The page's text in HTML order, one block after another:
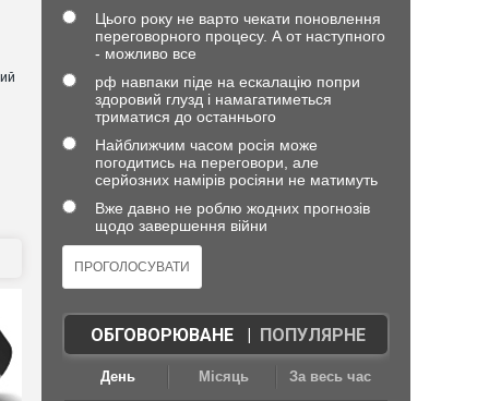
Цього року не варто чекати поновлення
переговорного процесу. А от наступного
- можливо все
рф навпаки піде на ескалацію попри
здоровий глузд і намагатиметься
триматися до останнього
Найближчим часом росія може
погодитись на переговори, але
серйозних намірів росіяни не матимуть
Вже давно не роблю жодних прогнозів
щодо завершення війни
ОБГОВОРЮВАНЕ| ПОПУЛЯРНЕ
День Місяць За весь час